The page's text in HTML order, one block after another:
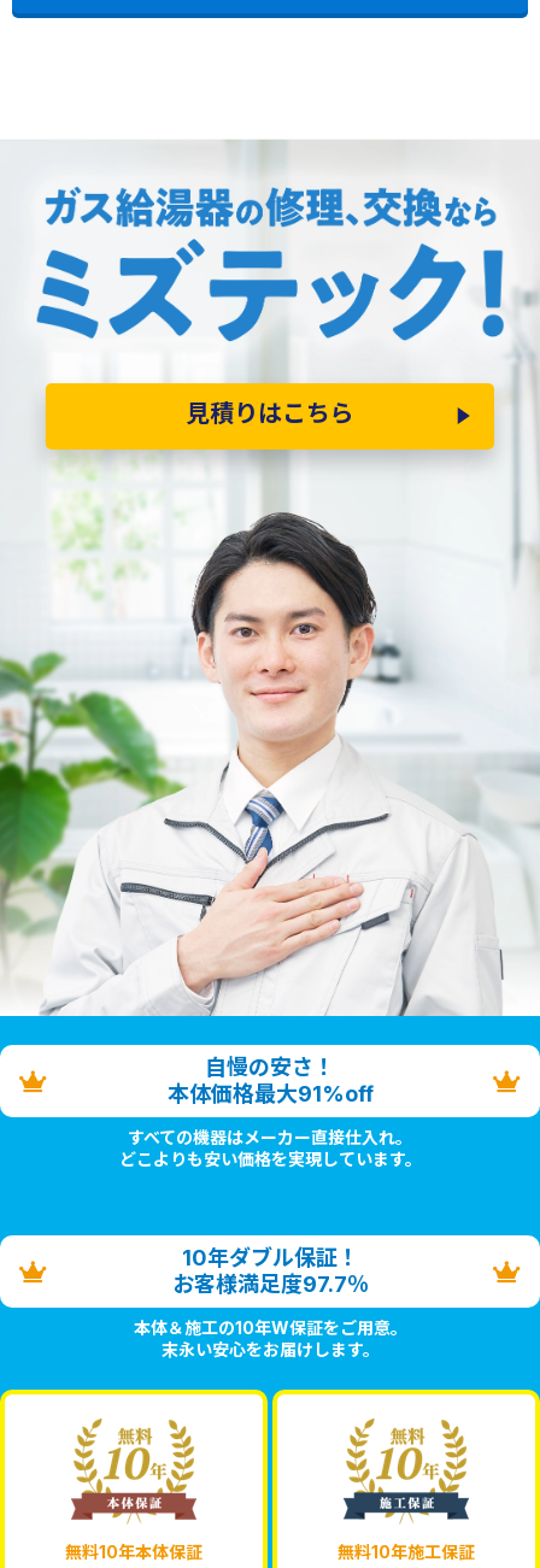
見積りはこちら
自慢の安さ！
本体価格最大91%off
すべての機器はメーカー直接仕入れ。
どこよりも安い価格を実現しています。
10年ダブル保証！
お客様満足度97.7％
本体＆施工の10年W保証をご用意。
末永い安心をお届けします。
無料10年本体保証 無料10年施工保証